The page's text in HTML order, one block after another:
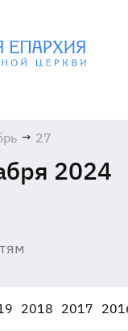
→ 27
2024
2018 2017